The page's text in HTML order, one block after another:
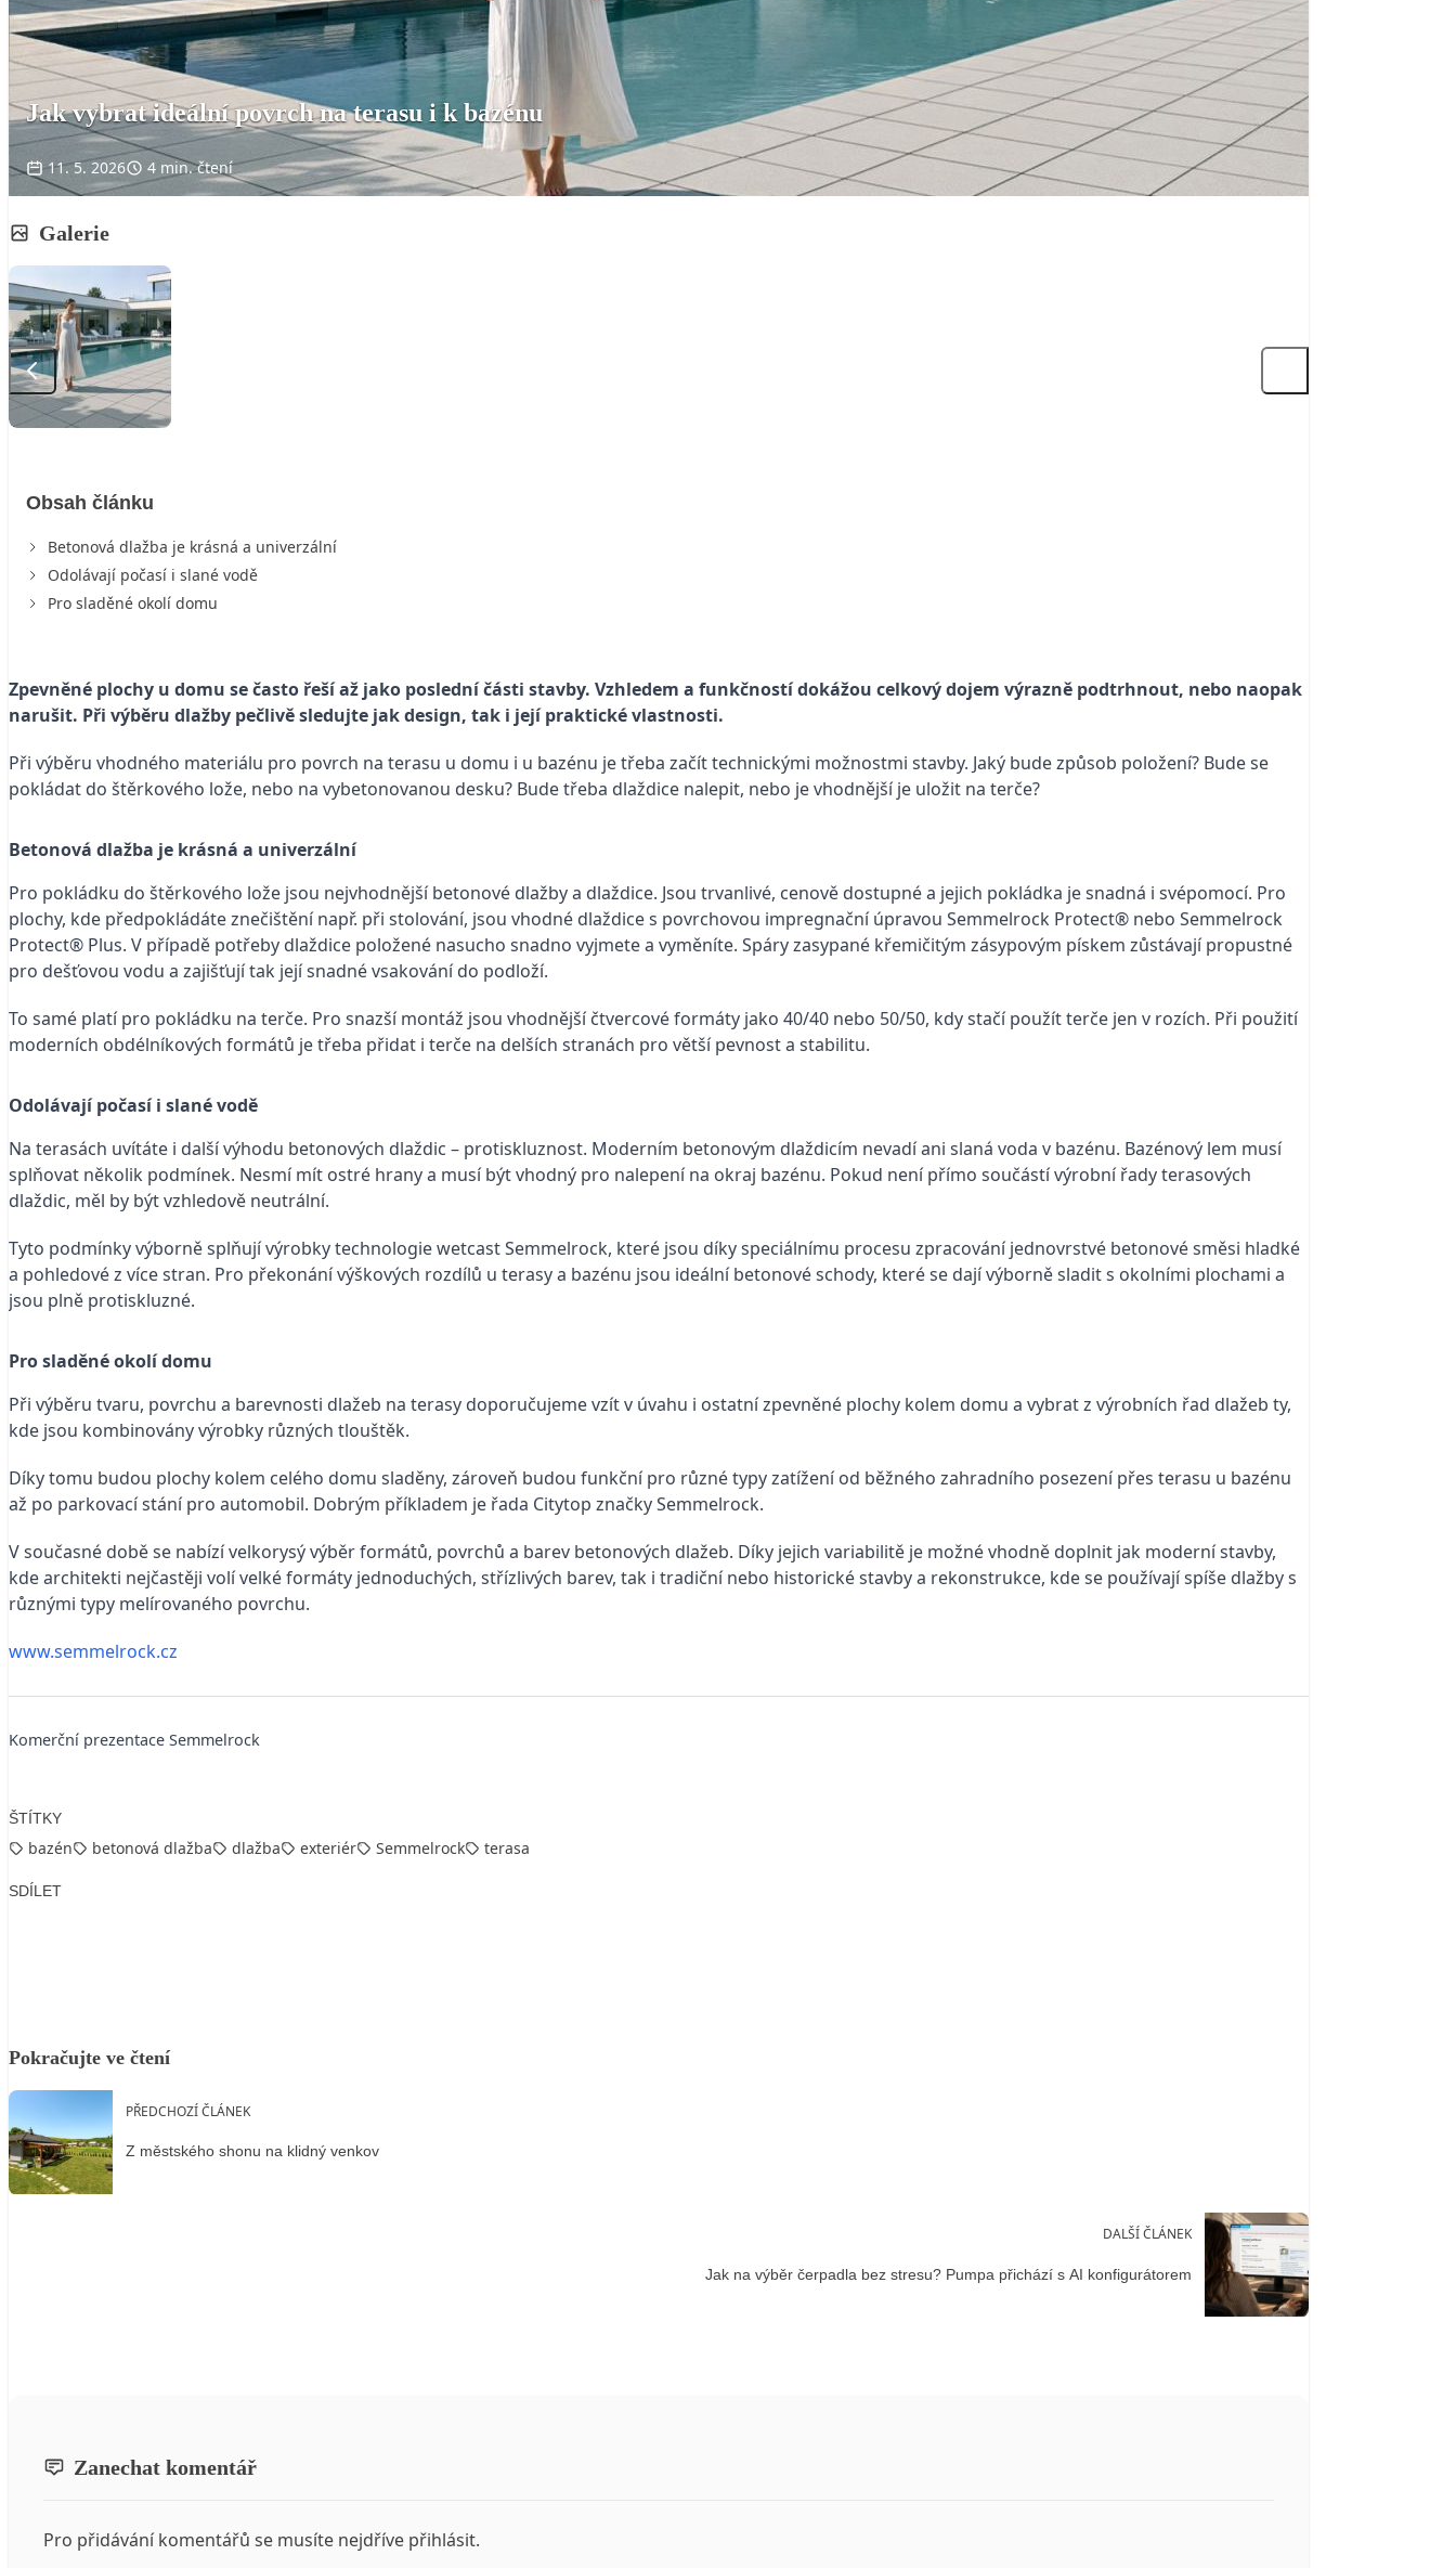
Jak vybrat ideální povrch na terasu i k bazénu
11. 5. 2026 4 min. čtení
Galerie
Obsah článku
Betonová dlažba je krásná a univerzální
Odolávají počasí i slané vodě
Pro sladěné okolí domu
Zpevněné plochy u domu se často řeší až jako poslední části stavby. Vzhledem a funkčností dokážou celkový dojem výrazně podtrhnout, nebo naopak
narušit. Při výběru dlažby pečlivě sledujte jak design, tak i její praktické vlastnosti.
Při výběru vhodného materiálu pro povrch na terasu u domu i u bazénu je třeba začít technickými možnostmi stavby. Jaký bude způsob položení? Bude se
pokládat do štěrkového lože, nebo na vybetonovanou desku? Bude třeba dlaždice nalepit, nebo je vhodnější je uložit na terče?
Betonová dlažba je krásná a univerzální
Pro pokládku do štěrkového lože jsou nejvhodnější betonové dlažby a dlaždice. Jsou trvanlivé, cenově dostupné a jejich pokládka je snadná i svépomocí. Pro
plochy, kde předpokládáte znečištění např. při stolování, jsou vhodné dlaždice s povrchovou impregnační úpravou Semmelrock Protect® nebo Semmelrock
Protect® Plus. V případě potřeby dlaždice položené nasucho snadno vyjmete a vyměníte. Spáry zasypané křemičitým zásypovým pískem zůstávají propustné
pro dešťovou vodu a zajišťují tak její snadné vsakování do podloží.
To samé platí pro pokládku na terče. Pro snazší montáž jsou vhodnější čtvercové formáty jako 40/40 nebo 50/50, kdy stačí použít terče jen v rozích. Při použití
moderních obdélníkových formátů je třeba přidat i terče na delších stranách pro větší pevnost a stabilitu.
Odolávají počasí i slané vodě
Na terasách uvítáte i další výhodu betonových dlaždic – protiskluznost. Moderním betonovým dlaždicím nevadí ani slaná voda v bazénu. Bazénový lem musí
splňovat několik podmínek. Nesmí mít ostré hrany a musí být vhodný pro nalepení na okraj bazénu. Pokud není přímo součástí výrobní řady terasových
dlaždic, měl by být vzhledově neutrální.
Tyto podmínky výborně splňují výrobky technologie wetcast Semmelrock, které jsou díky speciálnímu procesu zpracování jednovrstvé betonové směsi hladké
a pohledové z více stran. Pro překonání výškových rozdílů u terasy a bazénu jsou ideální betonové schody, které se dají výborně sladit s okolními plochami a
jsou plně protiskluzné.
Pro sladěné okolí domu
Při výběru tvaru, povrchu a barevnosti dlažeb na terasy doporučujeme vzít v úvahu i ostatní zpevněné plochy kolem domu a vybrat z výrobních řad dlažeb ty,
kde jsou kombinovány výrobky různých tlouštěk.
Díky tomu budou plochy kolem celého domu sladěny, zároveň budou funkční pro různé typy zatížení od běžného zahradního posezení přes terasu u bazénu
až po parkovací stání pro automobil. Dobrým příkladem je řada Citytop značky Semmelrock.
V současné době se nabízí velkorysý výběr formátů, povrchů a barev betonových dlažeb. Díky jejich variabilitě je možné vhodně doplnit jak moderní stavby,
kde architekti nejčastěji volí velké formáty jednoduchých, střízlivých barev, tak i tradiční nebo historické stavby a rekonstrukce, kde se používají spíše dlažby s
různými typy melírovaného povrchu.
www.semmelrock.cz
Komerční prezentace Semmelrock
ŠTÍTKY
bazén betonová dlažba dlažba exteriér Semmelrock terasa
SDÍLET
Pokračujte ve čtení
PŘEDCHOZÍ ČLÁNEK
Z městského shonu na klidný venkov
DALŠÍ ČLÁNEK
Jak na výběr čerpadla bez stresu? Pumpa přichází s AI konfigurátorem
Zanechat komentář
Pro přidávání komentářů se musíte nejdříve přihlásit.